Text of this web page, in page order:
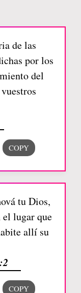
de las
por los
del
tu Dios,
el lugar que
allí su